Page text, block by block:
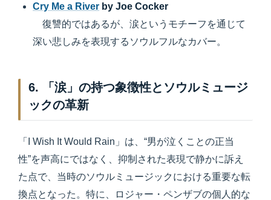
Cry Me a River by Joe Cocker
復讐的ではあるが、涙というモチーフを通じて
深い悲しみを表現するソウルフルなカバー。
6. 「涙」の持つ象徴性とソウルミュージ
ックの革新
「I Wish It Would Rain」は、“男が泣くことの正当
性”を声高にではなく、抑制された表現で静かに訴え
た点で、当時のソウルミュージックにおける重要な転
換点となった。特に、ロジャー・ペンザブの個人的な